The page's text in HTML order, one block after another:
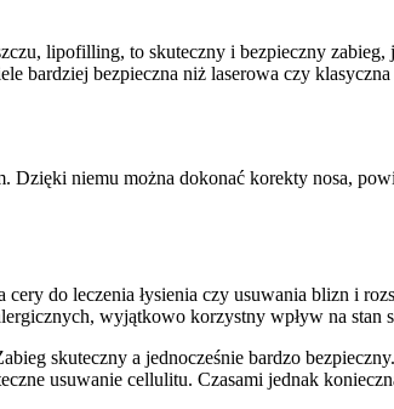
lipofilling, to skuteczny i bezpieczny
bezpieczna niż laserowa czy klasyczna
niemu można dokonać korekty nosa,
cery do leczenia łysienia czy usuwania blizn i
wyjątkowo korzystny wpływ na stan
skuteczny a jednocześnie bardzo
usuwanie cellulitu. Czasami jednak